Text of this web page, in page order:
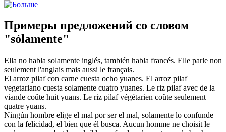
Примеры предложений со словом
"sólamente"
Ella no habla solamente inglés, también habla francés. Elle parle non
seulement l'anglais mais aussi le français.
El arroz pilaf con carne cuesta ocho yuanes. El arroz pilaf
vegetariano cuesta solamente cuatro yuanes. Le riz pilaf avec de la
viande coûte huit yuans. Le riz pilaf végétarien coûte seulement
quatre yuans.
Ningún hombre elige el mal por ser el mal, solamente lo confunde
con la felicidad, el bien que él busca. Aucun homme ne choisit le